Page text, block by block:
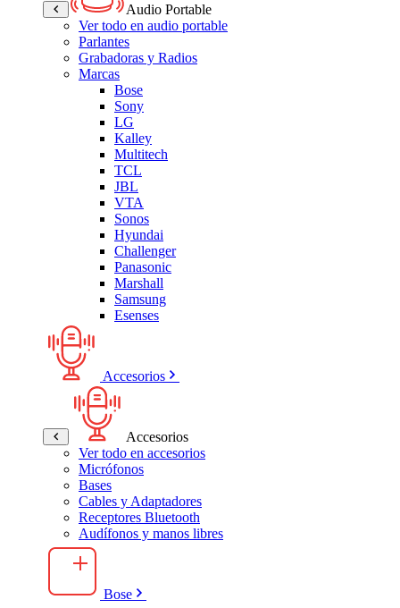
Audio Portable
Ver todo en audio portable
Parlantes
Grabadoras y Radios
Marcas
Bose
Sony
LG
Kalley
Multitech
TCL
JBL
VTA
Sonos
Hyundai
Challenger
Panasonic
Marshall
Samsung
Esenses
Accesorios
Accesorios
Ver todo en accesorios
Micrófonos
Bases
Cables y Adaptadores
Receptores Bluetooth
Audífonos y manos libres
Bose